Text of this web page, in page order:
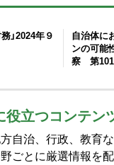
」2024年９
自治体に
ンの可能
察 第
役立つコンテン
自治、行政、教育な
ごとに厳選情報を配